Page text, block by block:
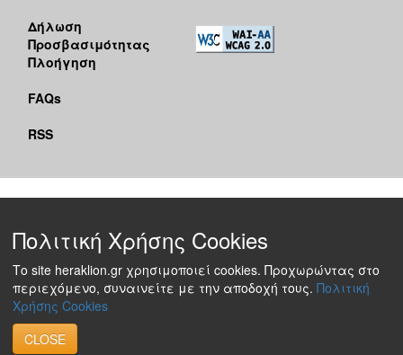
Δήλωση
Προσβασιμότητας
Πλοήγηση
FAQs
RSS
Πολιτική Χρήσης Cookies
Το site heraklion.gr χρησιμοποιεί cookies. Προχωρώντας στο
περιεχόμενο, συναινείτε με την αποδοχή τους. Πολιτική
Χρήσης Cookies
CLOSE